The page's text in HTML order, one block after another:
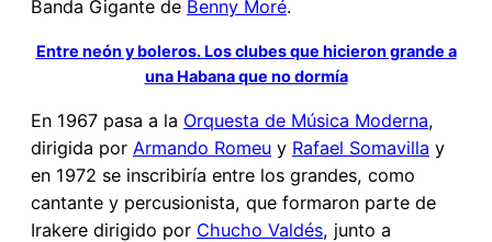
Banda Gigante de Benny Moré.
Entre neón y boleros. Los clubes que hicieron grande a
una Habana que no dormía
En 1967 pasa a la Orquesta de Música Moderna,
dirigida por Armando Romeu y Rafael Somavilla y
en 1972 se inscribiría entre los grandes, como
cantante y percusionista, que formaron parte de
Irakere dirigido por Chucho Valdés, junto a